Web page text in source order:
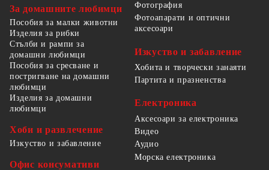
За домашните любимци
Пособия за малки животни
Изделия за рибки
Стълби и рампи за
домашни любимци
Пособия за сресване и
постригване на домашни
любимци
Изделия за домашни
любимци
Хоби и развлечение
Изкуство и забавление
Офис консумативи
Фотография
Фотоапарати и оптични
аксесоари
Изкуство и забавление
Хобита и творчески занаяти
Партита и празненства
Електроника
Аксесоари за електроника
Видео
Аудио
Морска електроника